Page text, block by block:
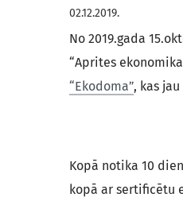
02.12.2019.
No 2019.gada
“Aprites
“Ekodoma”, kas
Kopā notika 10
kopā ar sertificētu